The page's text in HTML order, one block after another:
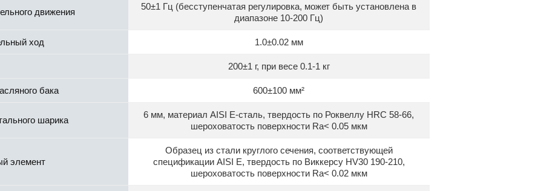
движения
50±1 Гц (бесступенчатая регулировка, может быть установлена в
диапазоне 10-200 Гц)
ход 1.0±0.02 мм
200±1 г, при весе 0.1-1 кг
бака 600±100 мм²
шарика
6 мм, материал AISI E-сталь, твердость по Роквеллу HRC 58-66,
шероховатость поверхности Ra< 0.05 мкм
элемент
Образец из стали круглого сечения, соответствующей
спецификации AISI E, твердость по Виккерсу HV30 190-210,
шероховатость поверхности Ra< 0.02 мкм